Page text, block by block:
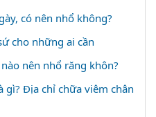
có nên nhổ không?
cho những ai cần
nên nhổ răng khôn?
gì? Địa chỉ chữa viêm chân